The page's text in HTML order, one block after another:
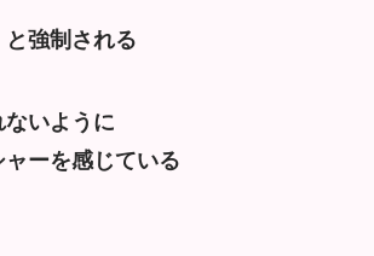
と強制される
いように
ーを感じている